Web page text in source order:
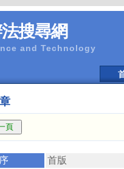
搜尋網
and Technology
首版